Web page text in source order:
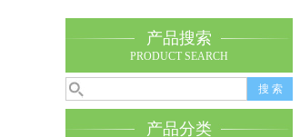
产品搜索
PRODUCT SEARCH
产品分类